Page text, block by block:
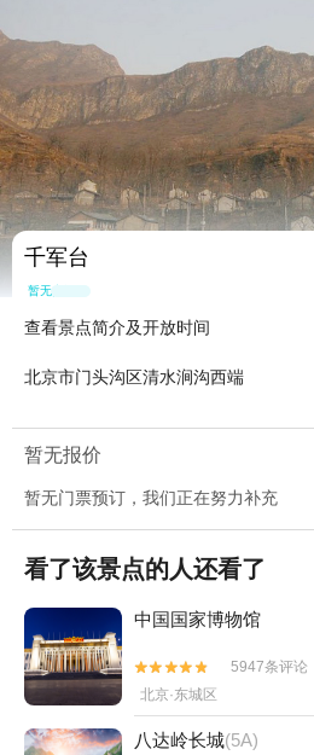
千军台
暂无点评
查看景点简介及开放时间
北京市门头沟区清水涧沟西端
暂无报价
暂无门票预订，我们正在努力补充
看了该景点的人还看了
中国国家博物馆


5947条评论
北京·东城区
八达岭长城(5A)